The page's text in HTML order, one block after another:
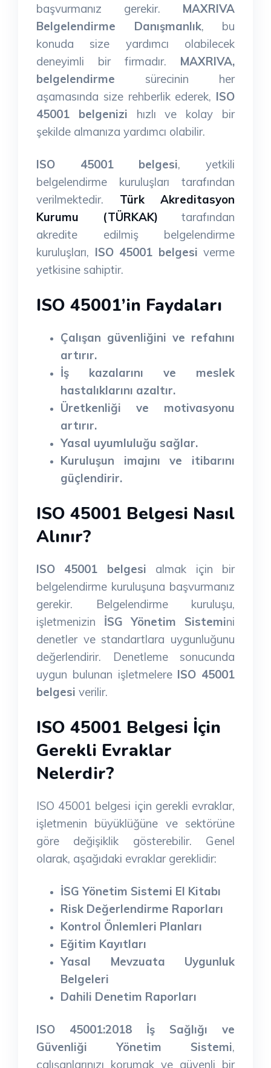
başvurmanız gerekir. MAXRIVA
Belgelendirme Danışmanlık, bu
konuda size yardımcı olabilecek
deneyimli bir firmadır. MAXRIVA,
belgelendirme sürecinin her
aşamasında size rehberlik ederek, ISO
45001 belgenizi hızlı ve kolay bir
şekilde almanıza yardımcı olabilir.
ISO 45001 belgesi, yetkili
belgelendirme kuruluşları tarafından
verilmektedir. Türk Akreditasyon
Kurumu (TÜRKAK) tarafından
akredite edilmiş belgelendirme
kuruluşları, ISO 45001 belgesi verme
yetkisine sahiptir.
ISO 45001’in Faydaları
Çalışan güvenliğini ve refahını
artırır.
İş kazalarını ve meslek
hastalıklarını azaltır.
Üretkenliği ve motivasyonu
artırır.
Yasal uyumluluğu sağlar.
Kuruluşun imajını ve itibarını
güçlendirir.
ISO 45001 Belgesi Nasıl
Alınır?
ISO 45001 belgesi almak için bir
belgelendirme kuruluşuna başvurmanız
gerekir. Belgelendirme kuruluşu,
işletmenizin İSG Yönetim Sistemini
denetler ve standartlara uygunluğunu
değerlendirir. Denetleme sonucunda
uygun bulunan işletmelere ISO 45001
belgesi verilir.
ISO 45001 Belgesi İçin
Gerekli Evraklar
Nelerdir?
ISO 45001 belgesi için gerekli evraklar,
işletmenin büyüklüğüne ve sektörüne
göre değişiklik gösterebilir. Genel
olarak, aşağıdaki evraklar gereklidir:
İSG Yönetim Sistemi El Kitabı
Risk Değerlendirme Raporları
Kontrol Önlemleri Planları
Eğitim Kayıtları
Yasal Mevzuata Uygunluk
Belgeleri
Dahili Denetim Raporları
ISO 45001:2018 İş Sağlığı ve
Güvenliği Yönetim Sistemi,
çalışanlarınızı korumak ve güvenli bir